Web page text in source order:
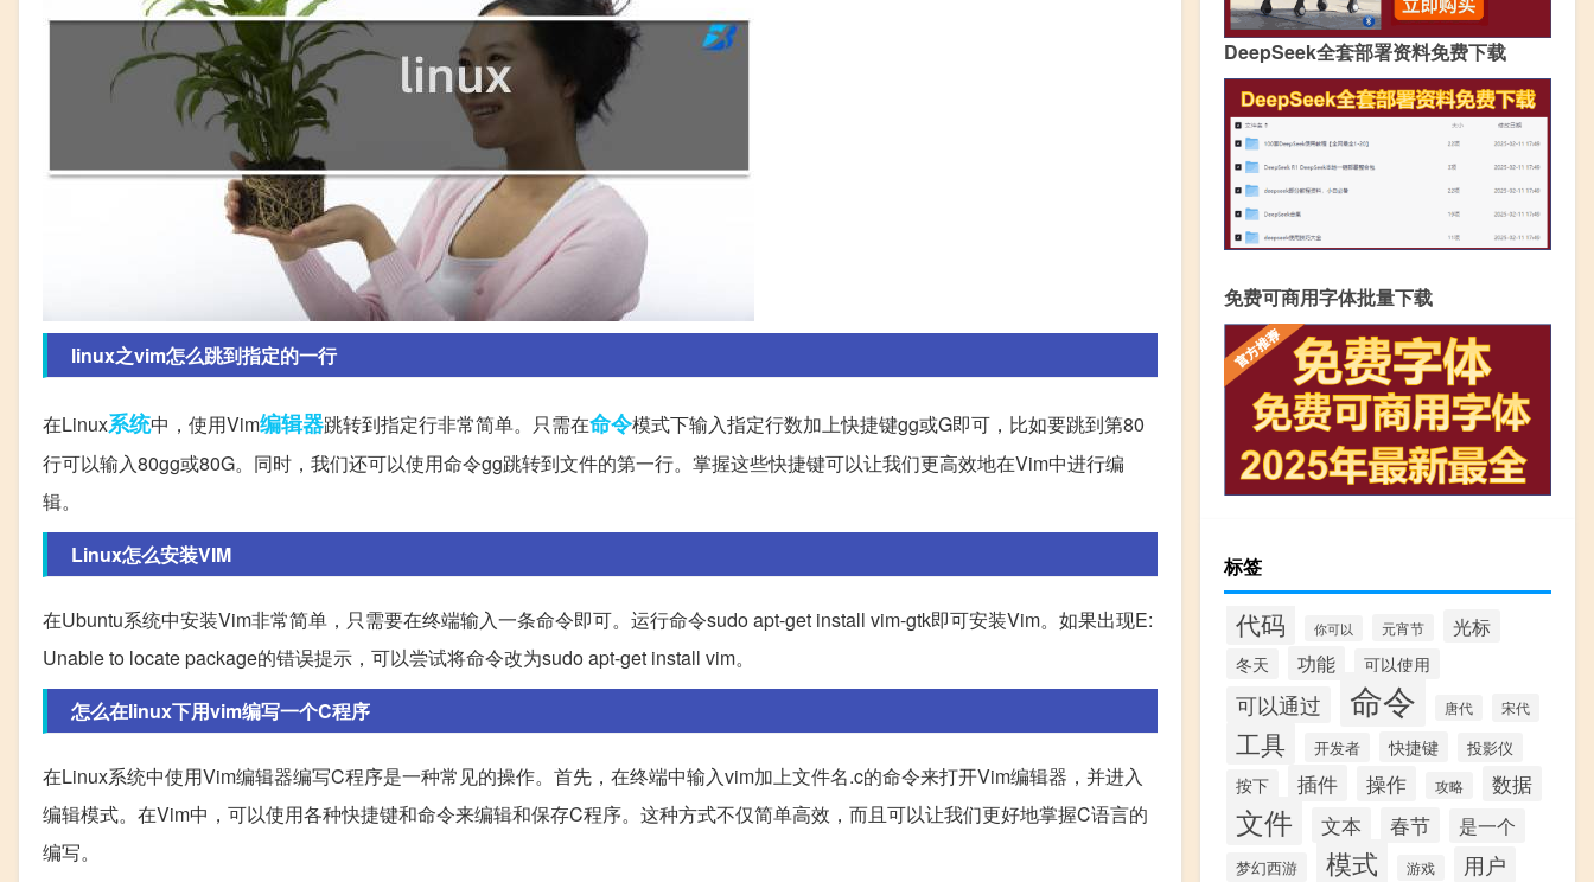
linux之vim怎么跳到指定的一行
在Linux系统中，使用Vim编辑器跳转到指定行非常简单。只需在命令模式下输入指定行数加上快捷键gg或G即可，比如要跳到第80
行可以输入80gg或80G。同时，我们还可以使用命令gg跳转到文件的第一行。掌握这些快捷键可以让我们更高效地在Vim中进行编
辑。
Linux怎么安装VIM
在Ubuntu系统中安装Vim非常简单，只需要在终端输入一条命令即可。运行命令sudo apt-get install vim-gtk即可安装Vim。如果出现E:
Unable to locate package的错误提示，可以尝试将命令改为sudo apt-get install vim。
怎么在linux下用vim编写一个C程序
在Linux系统中使用Vim编辑器编写C程序是一种常见的操作。首先，在终端中输入vim加上文件名.c的命令来打开Vim编辑器，并进入
编辑模式。在Vim中，可以使用各种快捷键和命令来编辑和保存C程序。这种方式不仅简单高效，而且可以让我们更好地掌握C语言的
编写。
DeepSeek全套部署资料免费下载
免费可商用字体批量下载
标签
代码 你可以 元宵节 光标
冬天 功能 可以使用
可以通过 命令 唐代 宋代
工具 开发者 快捷键 投影仪
按下 插件 操作 攻略 数据
文件 文本 春节 是一个
梦幻西游 模式 游戏 用户